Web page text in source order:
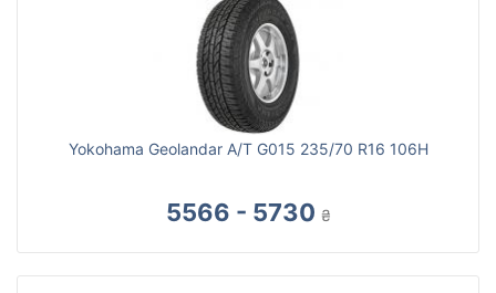
Yokohama Geolandar A/T G015 235/70 R16 106H
5566 - 5730 ₴